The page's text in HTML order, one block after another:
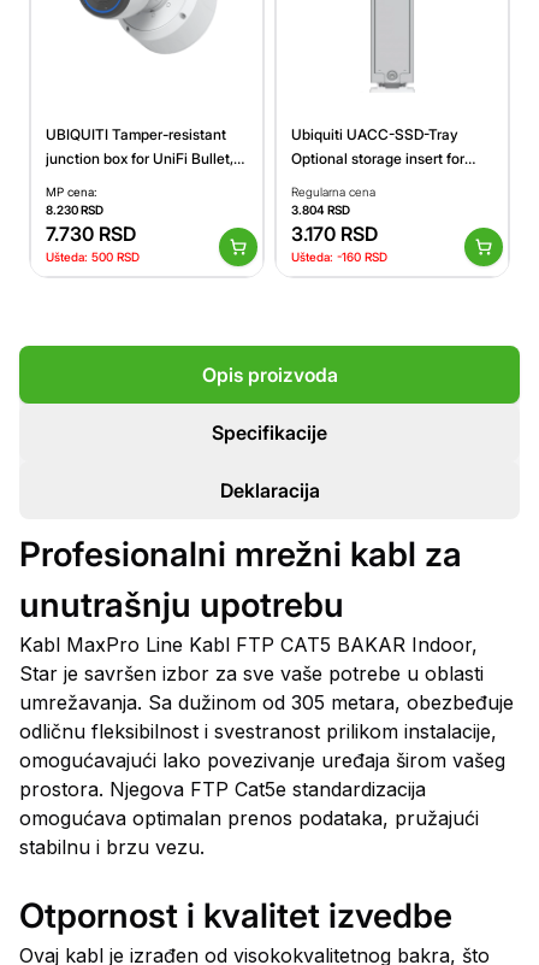
UBIQUITI Tamper-resistant
junction box for UniFi Bullet,
Dome, and Turret cameras
that enhances mounting
durability, aesthetics, and
ease of maintenance.
MP cena:
8.230RSD
7.730 RSD
Ušteda: 500 RSD
Ubiquiti UACC-SSD-Tray
Optional storage insert for
Cloud Gateway Max and
Fiber that supports one 2230,
2242, 2260, 2280, or 22110
sized M.2 NVMe SSD
Regularna cena
3.804RSD
3.170 RSD
Ušteda: -160 RSD
Opis proizvoda
Specifikacije
Deklaracija
Profesionalni mrežni kabl za
unutrašnju upotrebu
Kabl MaxPro Line Kabl FTP CAT5 BAKAR Indoor,
Star je savršen izbor za sve vaše potrebe u oblasti
umrežavanja. Sa dužinom od 305 metara, obezbeđuje
odličnu fleksibilnost i svestranost prilikom instalacije,
omogućavajući lako povezivanje uređaja širom vašeg
prostora. Njegova FTP Cat5e standardizacija
omogućava optimalan prenos podataka, pružajući
stabilnu i brzu vezu.
Otpornost i kvalitet izvedbe
Ovaj kabl je izrađen od visokokvalitetnog bakra, što